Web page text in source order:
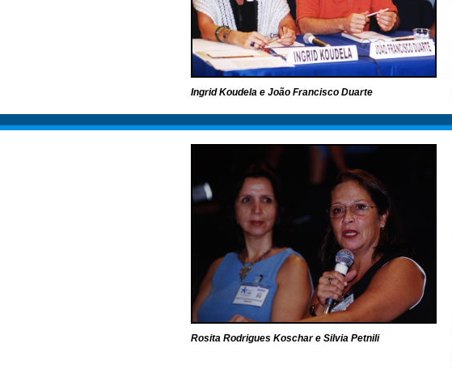
Ingrid Koudela e João Francisco Duarte
Rosita Rodrigues Koschar e Silvia Petnili